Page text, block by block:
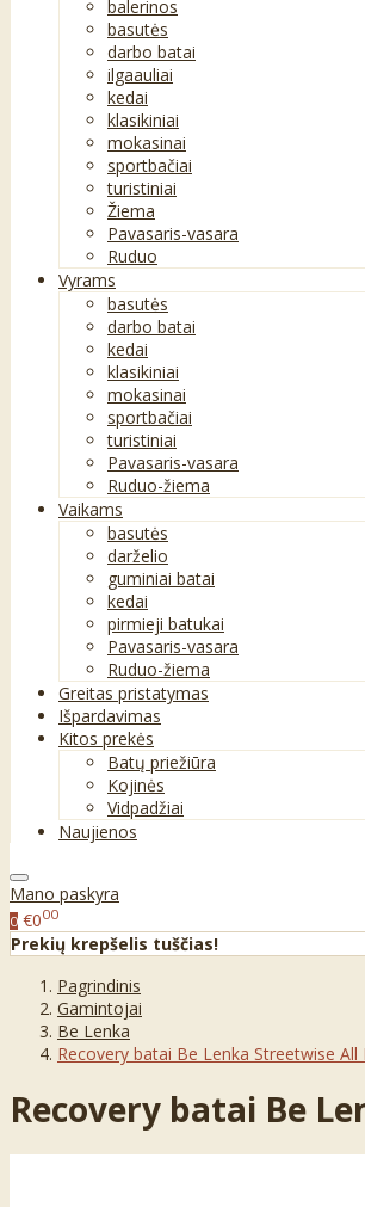
balerinos
basutės
darbo batai
ilgaauliai
kedai
klasikiniai
mokasinai
sportbačiai
turistiniai
Žiema
Pavasaris-vasara
Ruduo
Vyrams
basutės
darbo batai
kedai
klasikiniai
mokasinai
sportbačiai
turistiniai
Pavasaris-vasara
Ruduo-žiema
Vaikams
basutės
darželio
guminiai batai
kedai
pirmieji batukai
Pavasaris-vasara
Ruduo-žiema
Greitas pristatymas
Išpardavimas
Kitos prekės
Batų priežiūra
Kojinės
Vidpadžiai
Naujienos
Mano paskyra
0 €000
Prekių krepšelis tuščias!
Pagrindinis
Gamintojai
Be Lenka
Recovery batai Be Lenka Streetwise All
Recovery batai Be